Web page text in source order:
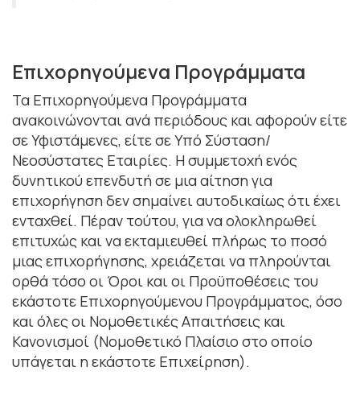
Επιχορηγούμενα Προγράμματα
Τα Επιχορηγούμενα Προγράμματα
ανακοινώνονται ανά περιόδους και αφορούν είτε
σε Υφιστάμενες, είτε σε Υπό Σύσταση/
Νεοσύστατες Εταιρίες. Η συμμετοχή ενός
δυνητικού επενδυτή σε μια αίτηση για
επιχορήγηση δεν σημαίνει αυτοδικαίως ότι έχει
ενταχθεί. Πέραν τούτου, για να ολοκληρωθεί
επιτυχώς και να εκταμιευθεί πλήρως το ποσό
μιας επιχορήγησης, χρειάζεται να πληρούνται
ορθά τόσο οι Όροι και οι Προϋποθέσεις του
εκάστοτε Επιχορηγούμενου Προγράμματος, όσο
και όλες οι Νομοθετικές Απαιτήσεις και
Κανονισμοί (Νομοθετικό Πλαίσιο στο οποίο
υπάγεται η εκάστοτε Επιχείρηση).